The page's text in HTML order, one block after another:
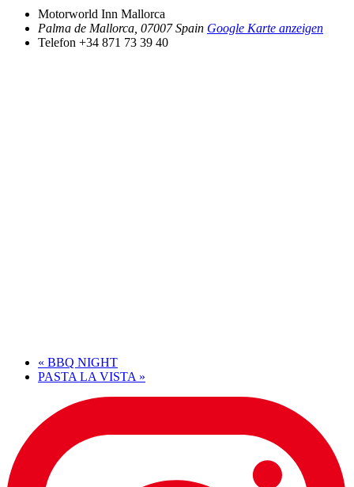
Motorworld Inn Mallorca
Palma de Mallorca 07007 Spain Google Karte anzeigen
Telefon +34 871 73 39 40
« BBQ NIGHT
PASTA LA VISTA »